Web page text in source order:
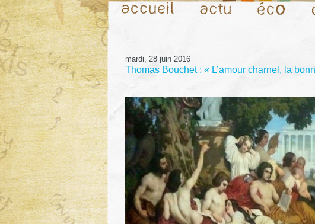
mardi, 28 juin 2016
Thomas Bouchet : « L’amour charnel, la